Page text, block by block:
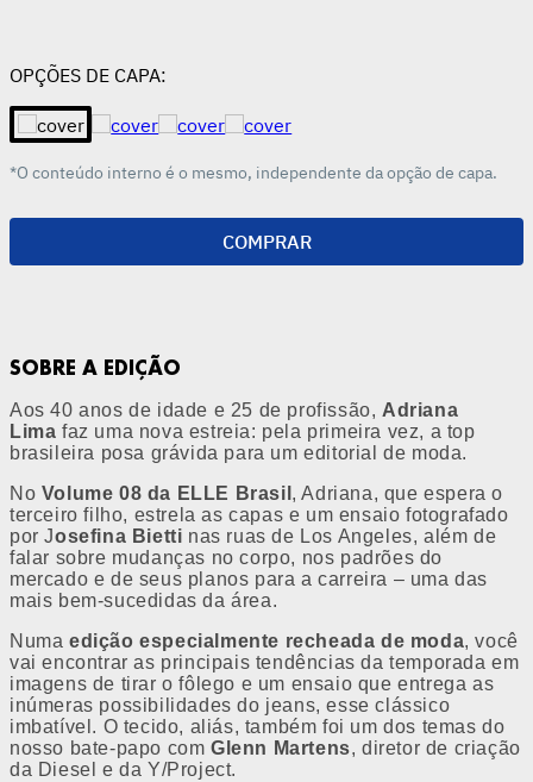
OPÇÕES DE CAPA:
*O conteúdo interno é o mesmo, independente da opção de capa.
COMPRAR
SOBRE A EDIÇÃO
Aos 40 anos de idade e 25 de profissão, Adriana
Lima faz uma nova estreia: pela primeira vez, a top
brasileira posa grávida para um editorial de moda.
No Volume 08 da ELLE Brasil , Adriana, que espera o
terceiro filho, estrela as capas e um ensaio fotografado
por Josefina Bietti nas ruas de Los Angeles, além de
falar sobre mudanças no corpo, nos padrões do
mercado e de seus planos para a carreira – uma das
mais bem-sucedidas da área.
Numa edição especialmente recheada de moda, você
vai encontrar as principais tendências da temporada em
imagens de tirar o fôlego e um ensaio que entrega as
inúmeras possibilidades do jeans, esse clássico
imbatível. O tecido, aliás, também foi um dos temas do
nosso bate-papo comGlenn Martens, diretor de criação
da Diesel e da Y/Project.